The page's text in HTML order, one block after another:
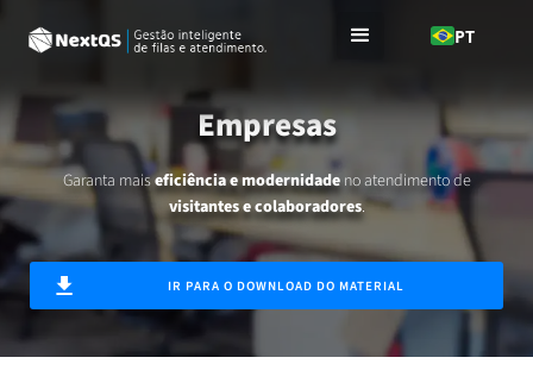
PT
Empresas
Garanta maiseficiência e modernidadeno atendimento de
visitantes e colaboradores.
IR PARA O DOWNLOAD DO MATERIAL